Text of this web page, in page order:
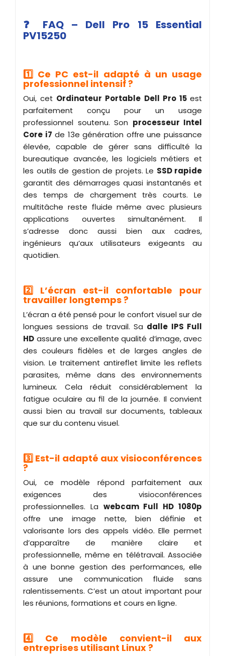
❓ FAQ – Dell Pro 15 Essential
PV15250
1️⃣ Ce PC est-il adapté à un usage
professionnel intensif ?
Oui, cet Ordinateur Portable Dell Pro 15est
parfaitement conçu pour un usage
professionnel soutenu. Son processeur Intel
Core i7 de 13e génération offre une puissance
élevée, capable de gérer sans difficulté la
bureautique avancée, les logiciels métiers et
les outils de gestion de projets. Le SSD rapide
garantit des démarrages quasi instantanés et
des temps de chargement très courts. Le
multitâche reste fluide même avec plusieurs
applications ouvertes simultanément. Il
s’adresse donc aussi bien aux cadres,
ingénieurs qu’aux utilisateurs exigeants au
quotidien.
2️⃣ L’écran est-il confortable pour
travailler longtemps ?
L’écran a été pensé pour le confort visuel sur de
longues sessions de travail. Sa dalle IPS Full
HD assure une excellente qualité d’image, avec
des couleurs fidèles et de larges angles de
vision. Le traitement antireflet limite les reflets
parasites, même dans des environnements
lumineux. Cela réduit considérablement la
fatigue oculaire au fil de la journée. Il convient
aussi bien au travail sur documents, tableaux
que sur du contenu visuel.
3️⃣ Est-il adapté aux visioconférences
?
Oui, ce modèle répond parfaitement aux
exigences des visioconférences
professionnelles. La webcam Full HD 1080p
offre une image nette, bien définie et
valorisante lors des appels vidéo. Elle permet
d’apparaître de manière claire et
professionnelle, même en télétravail. Associée
à une bonne gestion des performances, elle
assure une communication fluide sans
ralentissements. C’est un atout important pour
les réunions, formations et cours en ligne.
4️⃣ Ce modèle convient-il aux
entreprises utilisant Linux ?